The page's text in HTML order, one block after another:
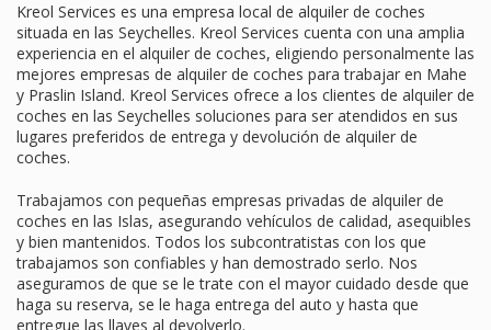
Kreol Services es una empresa local de alquiler de coches
situada en las Seychelles. Kreol Services cuenta con una amplia
experiencia en el alquiler de coches, eligiendo personalmente las
mejores empresas de alquiler de coches para trabajar en Mahe
y Praslin Island. Kreol Services ofrece a los clientes de alquiler de
coches en las Seychelles soluciones para ser atendidos en sus
lugares preferidos de entrega y devolución de alquiler de
coches.
Trabajamos con pequeñas empresas privadas de alquiler de
coches en las Islas, asegurando vehículos de calidad, asequibles
y bien mantenidos. Todos los subcontratistas con los que
trabajamos son confiables y han demostrado serlo. Nos
aseguramos de que se le trate con el mayor cuidado desde que
haga su reserva, se le haga entrega del auto y hasta que
entregue las llaves al devolverlo.